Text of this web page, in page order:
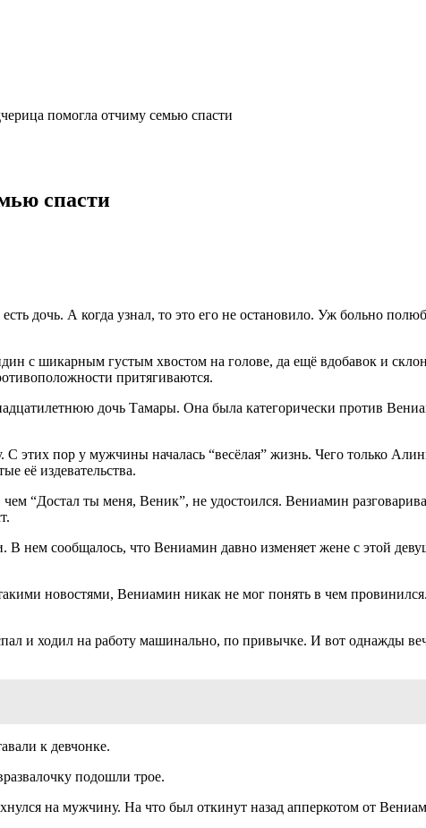
помогла отчиму семью спасти
спасти
есть дочь. А когда узнал, то это его не остановило. Уж больно
с шикарным густым хвостом на голове, да ещё вдобавок и
притягиваются.
дочь Тамары. Она была категорически против
этих пор у мужчины началась “весёлая” жизнь. Чего только
её издевательства.
“Достал ты меня, Веник”, не удостоился. Вениамин
нем сообщалось, что Вениамин давно изменяет жене с этой
новостями, Вениамин никак не мог понять в чем
и ходил на работу машинально, по привычке. И вот однажды
к девчонке.
подошли трое.
на мужчину. На что был откинут назад апперкотом от